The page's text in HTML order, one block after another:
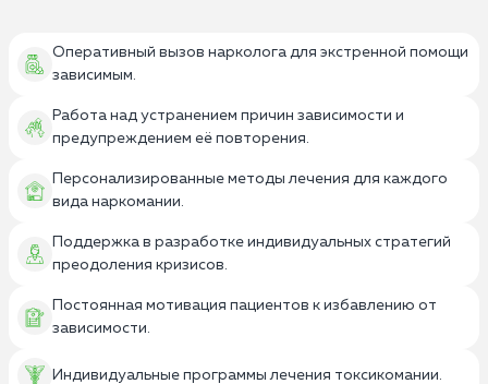
Оперативный вызов нарколога для экстренной помощи
зависимым.
Работа над устранением причин зависимости и
предупреждением её повторения.
Персонализированные методы лечения для каждого
вида наркомании.
Поддержка в разработке индивидуальных стратегий
преодоления кризисов.
Постоянная мотивация пациентов к избавлению от
зависимости.
Индивидуальные программы лечения токсикомании.